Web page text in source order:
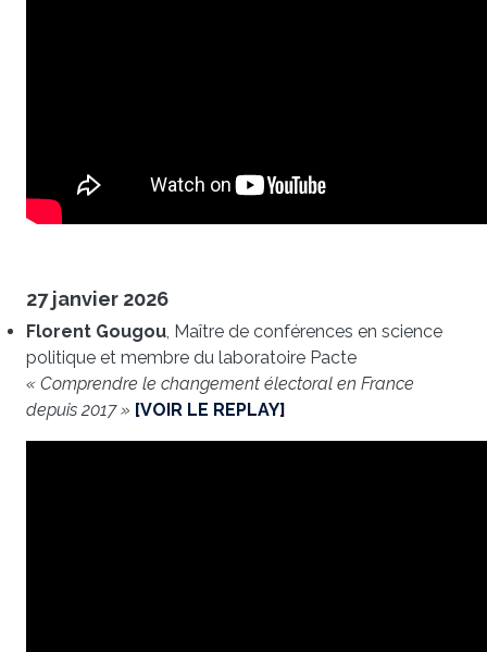
27 janvier 2026
Florent Gougou, Maître de conférences en science
politique et membre du laboratoire Pacte
« Comprendre le changement électoral en France
depuis 2017 » [VOIR LE REPLAY]